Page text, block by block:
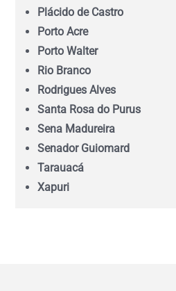
Plácido de Castro
Porto Acre
Porto Walter
Rio Branco
Rodrigues Alves
Santa Rosa do Purus
Sena Madureira
Senador Guiomard
Tarauacá
Xapuri